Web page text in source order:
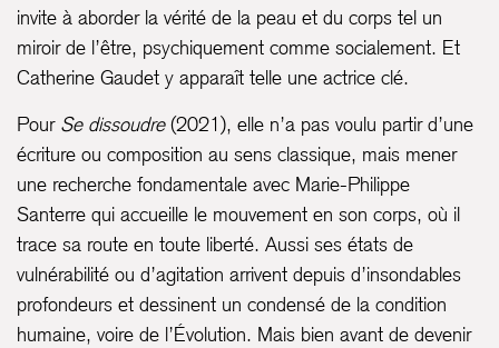
invite à aborder la vérité de la peau et du corps tel un
miroir de l’être, psychiquement comme socialement. Et
Catherine Gaudet y apparaît telle une actrice clé.
Pour Se dissoudre(2021), elle n’a pas voulu partir d’une
écriture ou composition au sens classique, mais mener
une recherche fondamentale avec Marie-Philippe
Santerre qui accueille le mouvement en son corps, où il
trace sa route en toute liberté. Aussi ses états de
vulnérabilité ou d’agitation arrivent depuis d’insondables
profondeurs et dessinent un condensé de la condition
humaine, voire de l’Évolution. Mais bien avant de devenir